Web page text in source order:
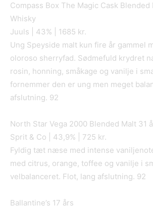
Compass Box The Magic Cask Blended
Whisky
Juuls | 43% | 1685 kr.
Ung Speyside malt kun fire år gammel
oloroso sherryfad. Sødmefuld krydret
rosin, honning, småkage og vanilje i
fornemmer den er ung men meget
afslutning. 92
North Star Vega 2000 Blended Malt 31
Sprit & Co | 43,9% | 725 kr.
Fyldig tæt næse med intense
med citrus, orange, toffee og vanilje i
velbalanceret. Flot, lang afslutning. 92
Ballantine’s 17 års